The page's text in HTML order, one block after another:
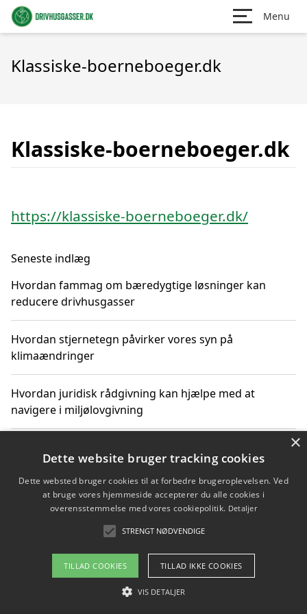
Menu
Klassiske-boerneboeger.dk
Klassiske-boerneboeger.dk
https://klassiske-boerneboeger.dk/
Seneste indlæg
Hvordan fammag om bæredygtige løsninger kan
reducere drivhusgasser
Hvordan stjernetegn påvirker vores syn på
klimaændringer
Hvordan juridisk rådgivning kan hjælpe med at
navigere i miljølovgivning
Hvordan spil og underholdning online kan inspirere til
bæredygtige valg
Køb produkter i danske webshops for at spare på
transport og nedbringe CO2-udledning
Copyright 2026 - Pilanto Aps
Om / kontakt
×
Dette website bruger tracking cookies
Dette websted bruger cookies til at forbedre brugeroplevelsen. Ved
at bruge vores hjemmeside accepterer du alle cookies i
overensstemmelse med vores cookiepolitik. Detaljer
STRENGT NØDVENDIGE
TILLAD COOKIES TILLAD IKKE COOKIES
VIS DETALJER